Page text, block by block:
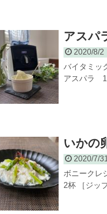
アスパ
2020/8/2
バイタミッ
アスパラ
いかの
2020/7/
ボニークレ
2杯 ［ジッ